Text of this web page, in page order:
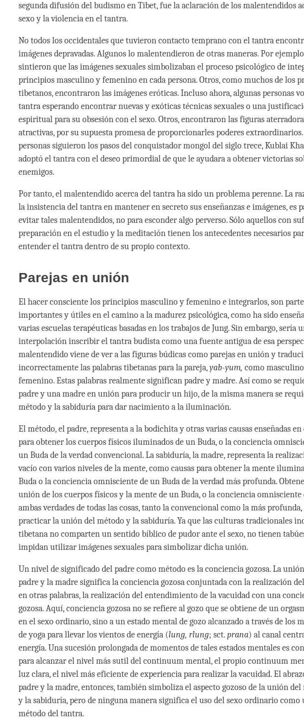
segunda difusión del budismo en Tibet, fue la aclaración de los malentendidos
sexo y la violencia en el tantra.
No todos los occidentales que tuvieron contacto temprano con el tantra
imágenes depravadas. Algunos lo malentendieron de otras maneras. Por
sintieron que las imágenes sexuales simbolizaban el proceso psicológico de
principios masculino y femenino en cada persona. Otros, como muchos de los
tibetanos, encontraron las imágenes eróticas. Incluso ahora, algunas personas
tantra esperando encontrar nuevas y exóticas técnicas sexuales o una
espiritual para su obsesión con el sexo. Otros, encontraron las figuras
atractivas, por su supuesta promesa de proporcionarles poderes extraordinarios.
personas siguieron los pasos del conquistador mongol del siglo trece, Kublai
adoptó el tantra con el deseo primordial de que le ayudara a obtener victorias
enemigos.
Por tanto, el malentendido acerca del tantra ha sido un problema perenne. La
la insistencia del tantra en mantener en secreto sus enseñanzas e imágenes, es
evitar tales malentendidos, no para esconder algo perverso. Sólo aquellos con
preparación en el estudio y la meditación tienen los antecedentes necesarios
entender el tantra dentro de su propio contexto.
Parejas en unión
El hacer consciente los principios masculino y femenino e integrarlos, son
importantes y útiles en el camino a la madurez psicológica, como ha sido
varias escuelas terapéuticas basadas en los trabajos de Jung. Sin embargo, sería
interpolación inscribir el tantra budista como una fuente antigua de esa
malentendido viene de ver a las figuras búdicas como parejas en unión y
incorrectamente las palabras tibetanas para la pareja,yab-yum, como
femenino. Estas palabras realmente significan padre y madre. Así como se
padre y una madre en unión para producir un hijo, de la misma manera se
método y la sabiduría para dar nacimiento a la iluminación.
El método, el padre, representa a la bodichita y otras varias causas enseñadas
para obtener los cuerpos físicos iluminados de un Buda, o la conciencia
un Buda de la verdad convencional. La sabiduría, la madre, representa la
vacío con varios niveles de la mente, como causas para obtener la mente
Buda o la conciencia omnisciente de un Buda de la verdad más profunda.
unión de los cuerpos físicos y la mente de un Buda, o la conciencia omnisciente
ambas verdades de todas las cosas, tanto la convencional como la más
practicar la unión del método y la sabiduría. Ya que las culturas tradicionales
tibetana no comparten un sentido bíblico de pudor ante el sexo, no tienen
impidan utilizar imágenes sexuales para simbolizar dicha unión.
Un nivel de significado del padre como método es la conciencia gozosa. La
padre y la madre significa la conciencia gozosa conjuntada con la realización
en otras palabras, la realización del entendimiento de la vacuidad con una
gozosa. Aquí, conciencia gozosa no se refiere al gozo que se obtiene de un
en el sexo ordinario, sino a un estado mental de gozo alcanzado a través de los
de yoga para llevar los vientos de energía (lung, rlung; sct.prana) al canal
energía. Una sucesión prolongada de momentos de tales estados mentales es
para alcanzar el nivel más sutil del continuum mental, el propio continuum
luz clara, el nivel más eficiente de experiencia para realizar la vacuidad. El
padre y la madre, entonces, también simboliza el aspecto gozoso de la unión del
y la sabiduría, pero de ninguna manera significa el uso del sexo ordinario como
método del tantra.